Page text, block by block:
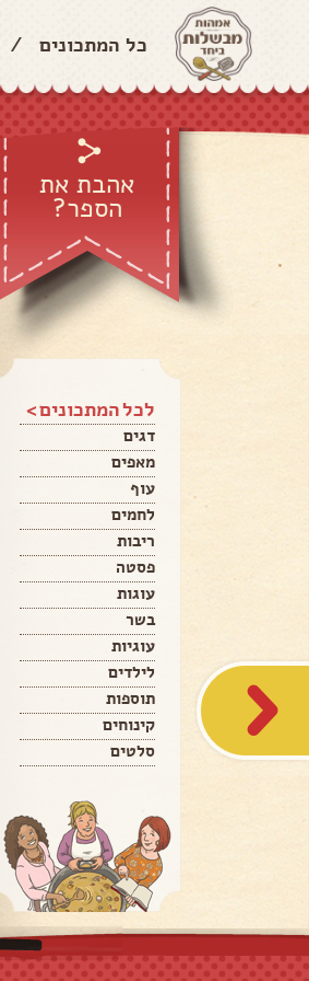
כל המתכונים /
אהבת את
הספר?
לכל המתכונים >
דגים
מאפים
עוף
לחמים
ריבות
פסטה
עוגות
בשר
עוגיות
לילדים
תוספות
קינוחים
סלטים